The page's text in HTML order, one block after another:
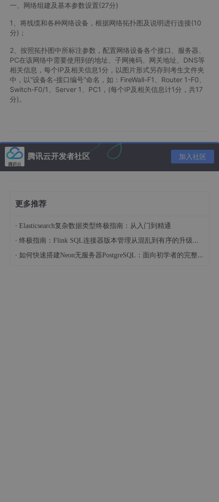
一、网络组建及基本参数设置(27分)
1、将线缆和各种网络设备，根据网络拓扑图及说明进行连接(10
分)；
2、按照拓扑图中所标注参数，配置网络设备各个接口、服务器、
PC在该网络中需要使用到的地址、子网掩码、网关地址、DNS等
相关信息，每个IP及相关信息1分，以图片形式另存到考生文件夹
中，以“设备名-接口编号”命名，如：FireWall-F1、Router 1-F0、
Switch-F0/1、Server 1、PC1，(每个IP及相关信息计1分，共17
分)。
腾讯云开发者社区 加入社区
更多推荐
· Elasticsearch复杂数据类型终极指南：从入门到精通
· 终极指南：Flink SQL连接器版本管理从混乱到有序的升级之路
· 如何快速搭建Neon无服务器PostgreSQL：面向初学者的完整指南